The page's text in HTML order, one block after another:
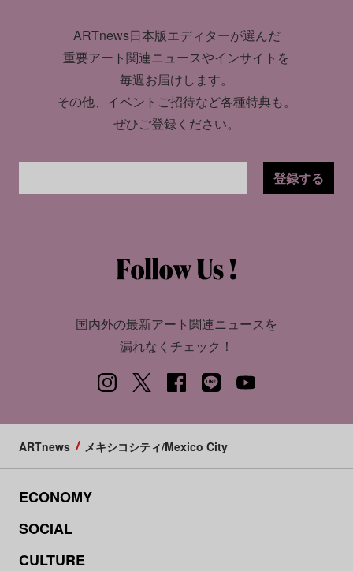
ARTnews日本版エディターが選んだ
重要アート関連ニュースやインサイトを
毎週お届けします。
その他、イベントご招待など各種特典も。
ぜひご登録ください。
登録する
国内外の最新アート関連ニュースを
漏れなくチェック！
ARTnews メキシコシティ/Mexico City
ECONOMY
SOCIAL
CULTURE